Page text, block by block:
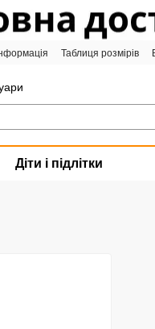
Таблиця розмірів
Діти і підлітки